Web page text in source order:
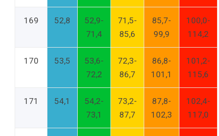
169 52,8
52,9-
71,4
71,5-
85,6
85,7-
99,9
100,0-
114,2
170 53,5
53,6-
72,2
72,3-
86,7
86,8-
101,1
101,2-
115,6
171 54,1
54,2-
73,1
73,2-
87,7
87,8-
102,3
102,4-
117,0